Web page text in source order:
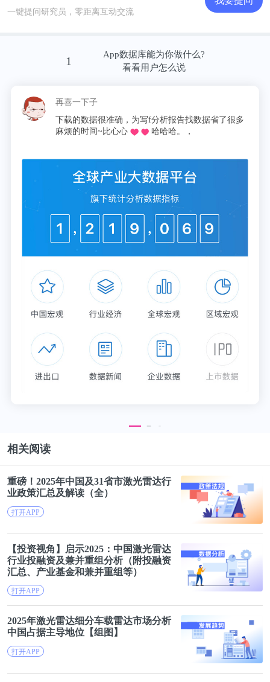
一键提问研究员，零距离互动交流
1
App数据库能为你做什么?
看看用户怎么说
再喜一下子
下载的数据很准确，为写f分析报告找数据省了很多
麻烦的时间~比心心
哈哈哈。，
相关阅读
重磅！2025年中国及31省市激光雷达行
业政策汇总及解读（全）
打开APP
【投资视角】启示2025：中国激光雷达
行业投融资及兼并重组分析（附投融资
汇总、产业基金和兼并重组等）
打开APP
2025年激光雷达细分车载雷达市场分析
中国占据主导地位【组图 】
打开APP